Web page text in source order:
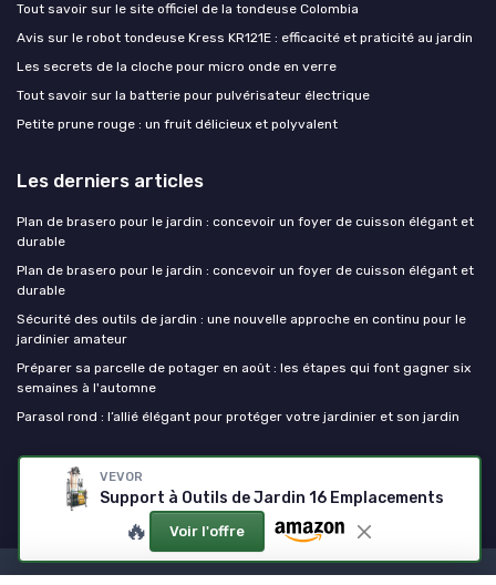
VEVOR
Support à Outils de Jardin 16 Emplacements
🔥 Voir l'offre
Tout savoir sur le site officiel de la tondeuse Colombia
Avis sur le robot tondeuse Kress KR121E : efficacité et praticité au jardin
Les secrets de la cloche pour micro onde en verre
Tout savoir sur la batterie pour pulvérisateur électrique
Petite prune rouge : un fruit délicieux et polyvalent
Les derniers articles
Plan de brasero pour le jardin : concevoir un foyer de cuisson élégant et
durable
Plan de brasero pour le jardin : concevoir un foyer de cuisson élégant et
durable
Sécurité des outils de jardin : une nouvelle approche en continu pour le
jardinier amateur
Préparer sa parcelle de potager en août : les étapes qui font gagner six
semaines à l'automne
Parasol rond : l’allié élégant pour protéger votre jardinier et son jardin
Outils de jardinage